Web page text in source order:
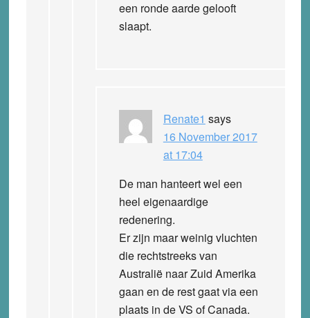
een ronde aarde gelooft
slaapt.
Renate1 says
16 November 2017
at 17:04
De man hanteert wel een
heel eigenaardige
redenering.
Er zijn maar weinig vluchten
die rechtstreeks van
Australië naar Zuid Amerika
gaan en de rest gaat via een
plaats in de VS of Canada.